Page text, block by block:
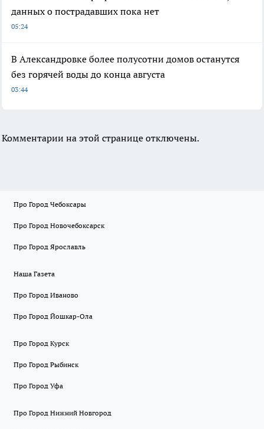
данных о пострадавших пока нет
05:24
В Александровке более полусотни домов останутся
без горячей воды до конца августа
03:44
Комментарии на этой странице отключены.
Про Город Чебоксары
Про Город Новочебоксарск
Про Город Ярославль
Наша Газета
Про Город Иваново
Про Город Йошкар-Ола
Про Город Курск
Про Город Рыбинск
Про Город Уфа
Про Город Нижний Новгород